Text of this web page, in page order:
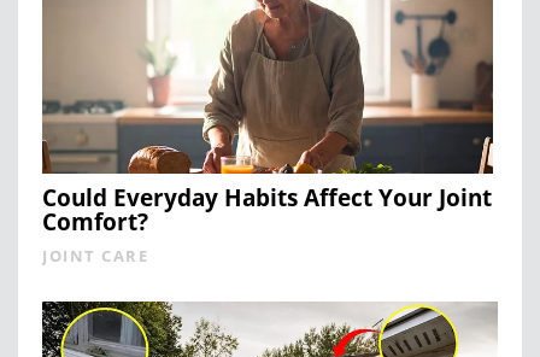
Could Everyday Habits Affect Your Joint
Comfort?
JOINT CARE